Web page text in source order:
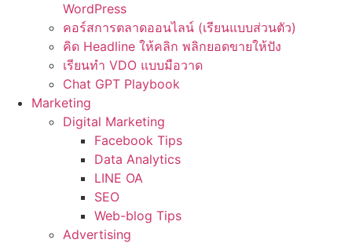
WordPress
คอร์สการตลาดออนไลน์ (เรียนแบบส่วนตัว)
คิด Headline ให้คลิก พลิกยอดขายให้ปัง
เรียนทำ VDO แบบมือวาด
Chat GPT Playbook
Marketing
Digital Marketing
Facebook Tips
Data Analytics
LINE OA
SEO
Web-blog Tips
Advertising